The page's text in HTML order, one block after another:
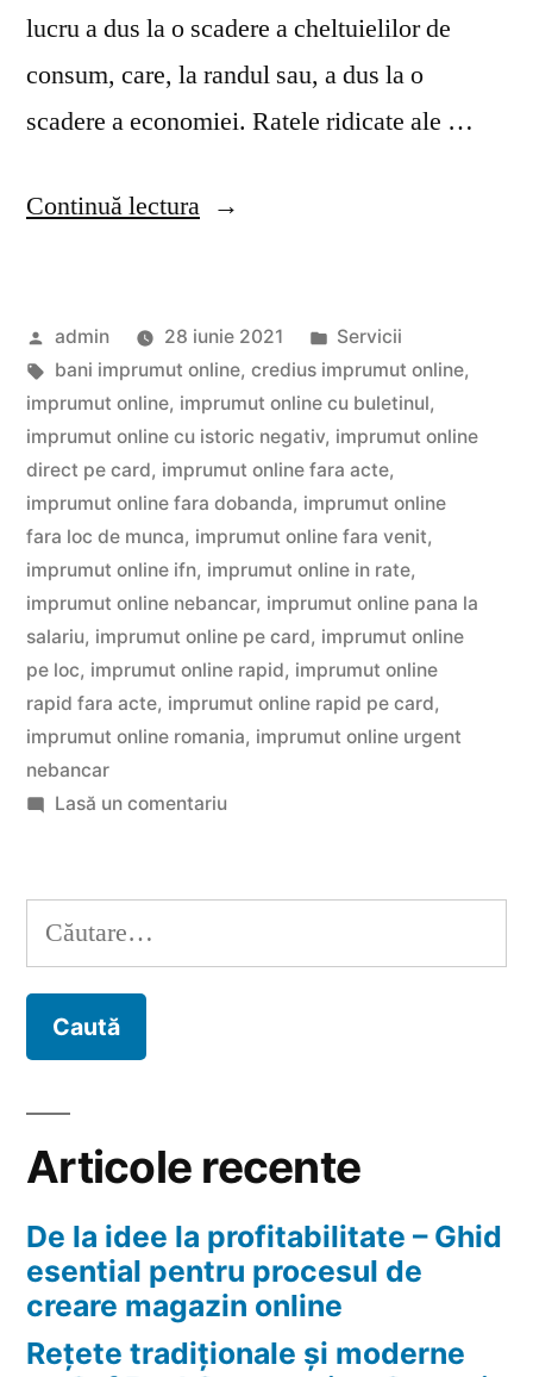
lucru a dus la o scadere a cheltuielilor de
consum, care, la randul sau, a dus la o
scadere a economiei. Ratele ridicate ale …
Continuă lectura„Bani
de
la
IFN”
Publicat
de
admin 28 iunie 2021
Publicat
în
Servicii
Etichete:
bani imprumut online, credius imprumut online,
imprumut online, imprumut online cu buletinul,
imprumut online cu istoric negativ, imprumut online
direct pe card, imprumut online fara acte,
imprumut online fara dobanda, imprumut online
fara loc de munca, imprumut online fara venit,
imprumut online ifn, imprumut online in rate,
imprumut online nebancar, imprumut online pana la
salariu, imprumut online pe card, imprumut online
pe loc, imprumut online rapid, imprumut online
rapid fara acte, imprumut online rapid pe card,
imprumut online romania, imprumut online urgent
nebancar
Lasă un comentariula
online
la
Caută
după:
Articole recente
De la idee la profitabilitate – Ghid
esential pentru procesul de
creare magazin online
Rețete tradiționale și moderne